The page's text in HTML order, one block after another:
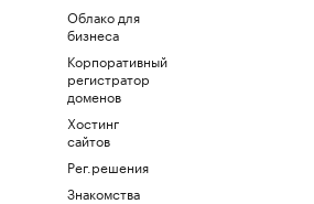
Облако для
бизнеса
Корпоративный
регистратор
доменов
Хостинг
сайтов
Рег.решения
Знакомства